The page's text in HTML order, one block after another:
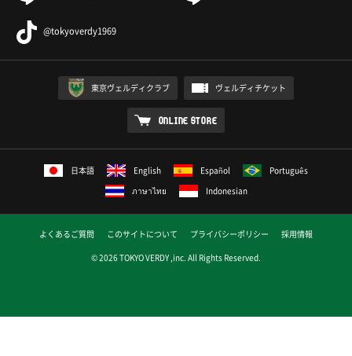
@tokyoverdy1969
東京ヴェルディクラブ ヴェルディチケット
ONLINE STORE
日本語 English Español
Português
ภาษาไทย
Indonesian
よくあるご質問 このサイトについて プライバシーポリシー
採用情報
© 2026 TOKYO VERDY ,inc. All Rights Reserved.